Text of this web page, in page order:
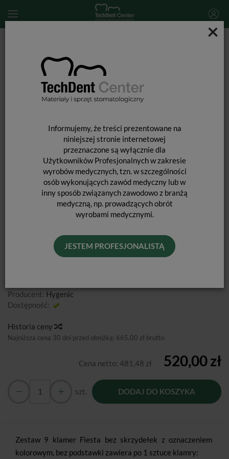
×
Informujemy, że treści prezentowane na
niniejszej stronie internetowej
przeznaczone są wyłącznie dla
Użytkowników Profesjonalnych w zakresie
wyrobów medycznych, tzn. w szczególności
osób wykonujących zawód medyczny lub w
inny sposób związanych zawodowo z branżą
medyczną, np. prowadzących obrót
wyrobami medycznymi.
JESTEM PROFESJONALISTĄ
podstawki)
KLAMRY DO KOFERDAMU FIESTA
BEZ SKRZYDEŁEK / ZESTAW 9 SZT.
(BEZ PODSTAWKI)
Producent: Hygenic
Dostępność:
Historia ceny
Najniższa cena 30 dni przed obniżką: 665,00 zł brutto
Cena netto: 481,48 zł 520,00 zł
szt. DODAJ DO KOSZYKA
Zestaw 9 klamer Fiesta bez skrzydełek z oznaczeniem
kolorowym, bez podstawki zawiera po 1 sztuce klamry: